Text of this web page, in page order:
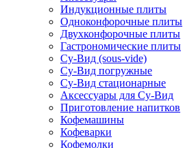
Индукционные плиты
Одноконфорочные плиты
Двухконфорочные плиты
Гастрономические плиты
Су-Вид (sous-vide)
Су-Вид погружные
Су-Вид стационарные
Аксессуары для Су-Вид
Приготовление напитков
Кофемашины
Кофеварки
Кофемолки